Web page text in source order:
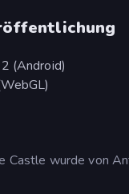
(Android)
Castle wurde von